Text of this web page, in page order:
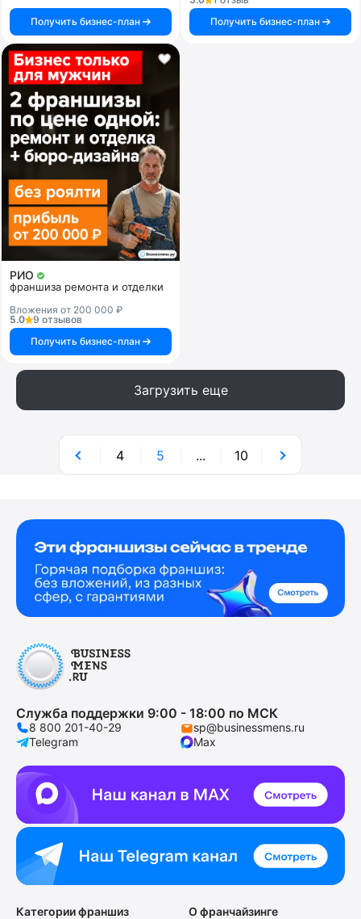
Получить бизнес-план
Получить бизнес-план
РИО
франшиза ремонта и отделки
Вложения от 200 000 ₽
5.0
9 отзывов
Получить бизнес-план
Загрузить еще
4 5 ... 10
Служба поддержки 9:00 - 18:00 по МСК
8 800 201-40-29
sp@businessmens.ru
Telegram
Max
Категории франшиз
О франчайзинге